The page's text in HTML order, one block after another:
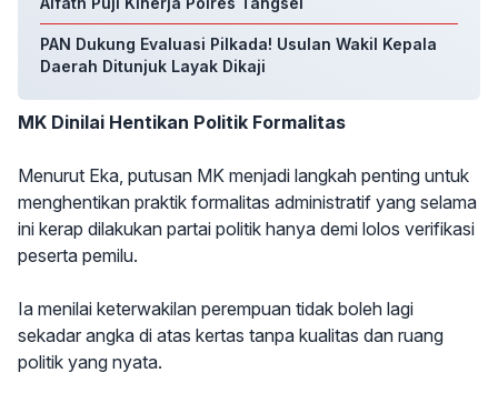
PAN Dukung Evaluasi Pilkada! Usulan Wakil Kepala
Daerah Ditunjuk Layak Dikaji
MK Dinilai Hentikan Politik Formalitas
Menurut Eka, putusan MK menjadi langkah penting untuk
menghentikan praktik formalitas administratif yang selama
ini kerap dilakukan partai politik hanya demi lolos verifikasi
peserta pemilu.
Ia menilai keterwakilan perempuan tidak boleh lagi
sekadar angka di atas kertas tanpa kualitas dan ruang
politik yang nyata.